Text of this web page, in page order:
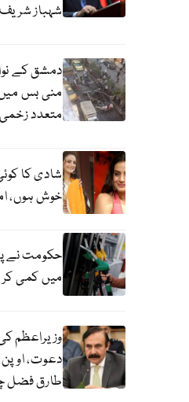
شہباز
دمشق کے
متعدد زخمی
شادی کا
خوش ہوں،
حکومت نے
میں کمی
وزیراعظم
دعوت،
طارق فضل